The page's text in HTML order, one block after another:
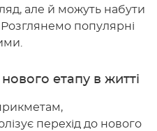
але й можуть набути
популярні
етапу в житті
перехід до нового